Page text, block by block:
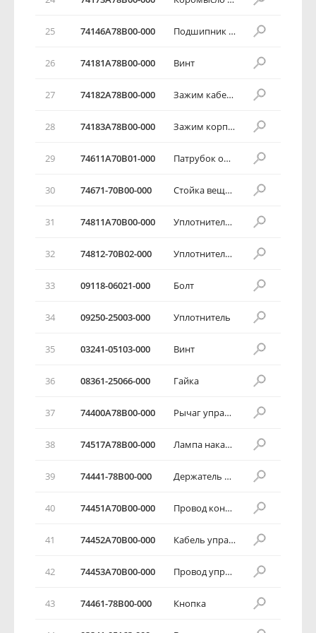
25 74146А78В00-000 Подшипник заслонки
26 74181А78В00-000 Винт
27 74182А78В00-000 Зажим кабеля
28 74183А78В00-000 Зажим корпуса
29 74611А70В01-000 Патрубок обогревателя
30 74671-70В00-000 Стойка вещевого ящика
31 74811А70В00-000 Уплотнитель трубки обогревателя
32 74812-70В02-000 Уплотнитель воздухозаборника
33 09118-06021-000 Болт
34 09250-25003-000 Уплотнитель
35 03241-05103-000 Винт
36 08361-25066-000 Гайка
37 74400А78В00-000 Рычаг управления обогревателя
38 74517А78В00-000 Лампа накаливания
39 74441-78В00-000 Держатель кабеля обогревателя
40 74451А70В00-000 Провод контроля воздуха
41 74452А70В00-000 Кабель управления
42 74453А70В00-000 Провод управления
43 74461-78В00-000 Кнопка